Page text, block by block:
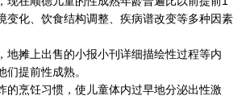
化、饮食结构调整、疾病谱改变等多种因素
摊上出售的小报小刊详细描绘性过程等内
提前性成熟。
烹饪习惯，使儿童体内过早地分泌出性激